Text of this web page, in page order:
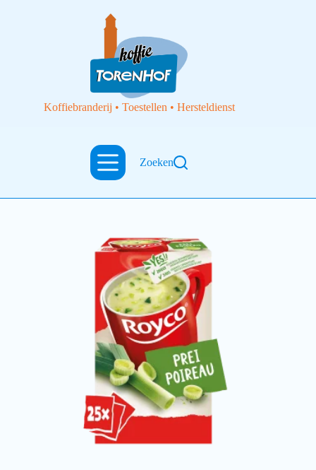
Koffiebranderij • Toestellen • Hersteldienst
Zoeken